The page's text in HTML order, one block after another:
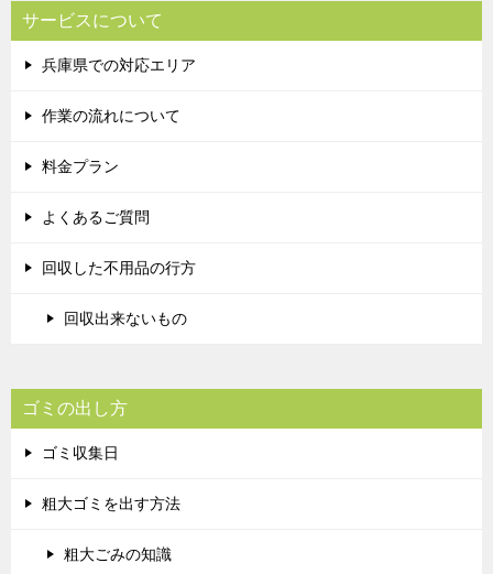
サービスについて
兵庫県での対応エリア
作業の流れについて
料金プラン
よくあるご質問
回収した不用品の行方
回収出来ないもの
ゴミの出し方
ゴミ収集日
粗大ゴミを出す方法
粗大ごみの知識